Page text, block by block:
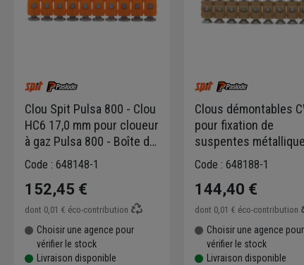
Clou Spit Pulsa 800 - Clou
HC6 17,0 mm pour cloueur
à gaz Pulsa 800 - Boîte de
500 + 1 cartouche gaz
Code : 648148-1
152,45 €
dont 0,01 € éco-contribution
Choisir une agence pour
vérifier le stock
Livraison disponible
Clous démontables
pour fixation de
suspentes
sur bois Spit -
Code : 648188-1
144,40 €
dont 0,01 € éco-contribution
Choisir une agence pour
vérifier le stock
Livraison disponible